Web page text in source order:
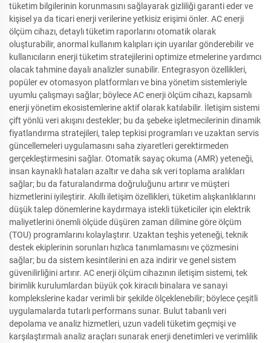
tüketim bilgilerinin korunmasını sağlayarak gizliliği garanti eder ve
kişisel ya da ticari enerji verilerine yetkisiz erişimi önler. AC enerji
ölçüm cihazı, detaylı tüketim raporlarını otomatik olarak
oluşturabilir, anormal kullanım kalıpları için uyarılar gönderebilir ve
kullanıcıların enerji tüketim stratejilerini optimize etmelerine yardımcı
olacak tahmine dayalı analizler sunabilir. Entegrasyon özellikleri,
popüler ev otomasyon platformları ve bina yönetim sistemleriyle
uyumlu çalışmayı sağlar; böylece AC enerji ölçüm cihazı, kapsamlı
enerji yönetim ekosistemlerine aktif olarak katılabilir. İletişim sistemi
çift yönlü veri akışını destekler; bu da şebeke işletmecilerinin dinamik
fiyatlandırma stratejileri, talep tepkisi programları ve uzaktan servis
güncellemeleri uygulamasını saha ziyaretleri gerektirmeden
gerçekleştirmesini sağlar. Otomatik sayaç okuma (AMR) yeteneği,
insan kaynaklı hataları azaltır ve daha sık veri toplama aralıkları
sağlar; bu da faturalandırma doğruluğunu artırır ve müşteri
hizmetlerini iyileştirir. Akıllı iletişim özellikleri, tüketim alışkanlıklarını
düşük talep dönemlerine kaydırmaya istekli tüketiciler için elektrik
maliyetlerini önemli ölçüde düşüren zaman dilimine göre ölçüm
(TOU) programlarını kolaylaştırır. Uzaktan teşhis yeteneği, teknik
destek ekiplerinin sorunları hızlıca tanımlamasını ve çözmesini
sağlar; bu da sistem kesintilerini en aza indirir ve genel sistem
güvenilirliğini artırır. AC enerji ölçüm cihazının iletişim sistemi, tek
birimlik kurulumlardan büyük çok kiracılı binalara ve sanayi
komplekslerine kadar verimli bir şekilde ölçeklenebilir; böylece çeşitli
uygulamalarda tutarlı performans sunar. Bulut tabanlı veri
depolama ve analiz hizmetleri, uzun vadeli tüketim geçmişi ve
karşılaştırmalı analiz araçları sunarak enerji denetimleri ve verimlilik